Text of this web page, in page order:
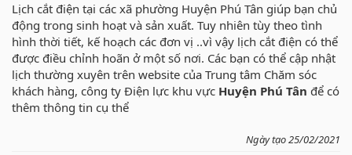
Lịch cắt điện tại các xã phường Huyện Phú Tân giúp bạn chủ
động trong sinh hoạt và sản xuất. Tuy nhiên tùy theo tình
hình thời tiết, kế hoạch các đơn vị ..vì vậy lịch cắt điện có thể
được điều chỉnh hoãn ở một số nơi. Các bạn có thể cập nhật
lịch thường xuyên trên website của Trung tâm Chăm sóc
khách hàng, công ty Điện lực khu vực Huyện Phú Tân để có
thêm thông tin cụ thể
Ngày tạo 25/02/2021